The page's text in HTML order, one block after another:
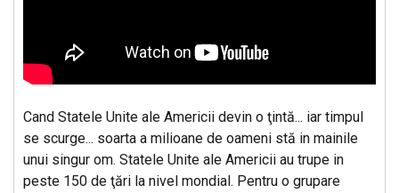
Cand Statele Unite ale Americii devin o ţintă... iar timpul
se scurge... soarta a milioane de oameni stă in mainile
unui singur om. Statele Unite ale Americii au trupe in
peste 150 de ţări la nivel mondial. Pentru o grupare